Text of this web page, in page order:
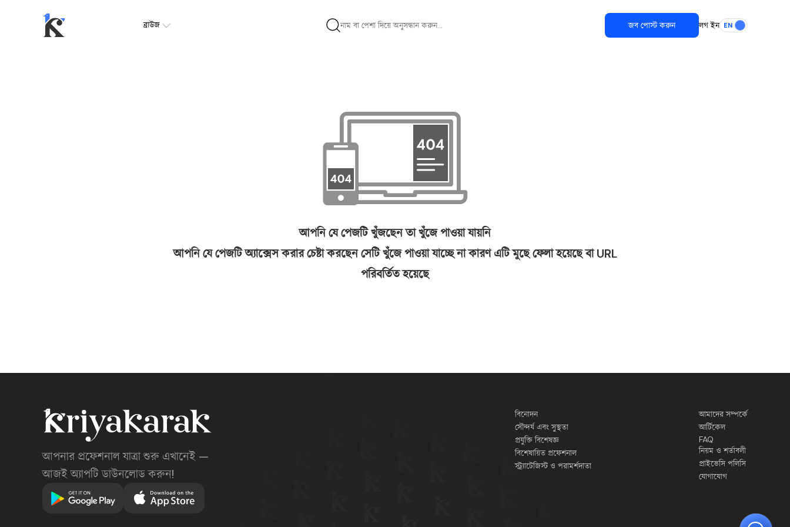
ব্রাউজ জব পোস্ট করুন লগ ইন EN
আপনি যে পেজটি খুঁজছেন তা খুঁজে পাওয়া যায়নি
আপনি যে পেজটি অ্যাক্সেস করার চেষ্টা করছেন সেটি খুঁজে পাওয়া যাচ্ছে না কারণ এটি মুছে ফেলা হয়েছে বা URL
পরিবর্তিত হয়েছে
আপনার প্রফেশনাল যাত্রা শুরু এখানেই —
আজই অ্যাপটি ডাউনলোড করুন!
বিনোদন
সৌন্দর্য এবং সুস্থতা
প্রযুক্তি বিশেষজ্ঞ
বিশেষায়িত প্রফেশনাল
স্ট্র্যাটেজিস্ট ও পরামর্শদাতা
আমাদের সম্পর্কে
আর্টিকেল
FAQ
নিয়ম ও শর্তাবলী
প্রাইভেসি পলিসি
যোগাযোগ